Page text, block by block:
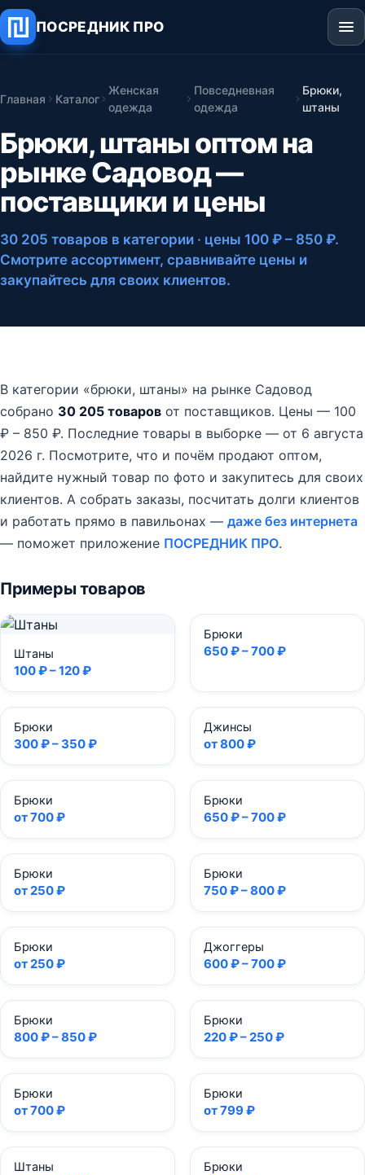
ПОСРЕДНИК ПРО
Главная Каталог
Женская
одежда
Повседневная
одежда
Брюки,
штаны
Брюки, штаны оптом на
рынке Садовод —
поставщики и цены
30 205 товаров в категории · цены 100 ₽ – 850 ₽.
Смотрите ассортимент, сравнивайте цены и
закупайтесь для своих клиентов.
В категории «брюки, штаны» на рынке Садовод
собрано 30 205 товаров от поставщиков. Цены — 100
₽ – 850 ₽. Последние товары в выборке — от 6 августа
2026 г. Посмотрите, что и почём продают оптом,
найдите нужный товар по фото и закупитесь для своих
клиентов. А собрать заказы, посчитать долги клиентов
и работать прямо в павильонах — даже без интернета
— поможет приложение ПОСРЕДНИК ПРО.
Примеры товаров
Штаны
100 ₽ – 120 ₽
Брюки
650 ₽ – 700 ₽
Брюки
300 ₽ – 350 ₽
Джинсы
от 800 ₽
Брюки
от 700 ₽
Брюки
650 ₽ – 700 ₽
Брюки
от 250 ₽
Брюки
750 ₽ – 800 ₽
Брюки
от 250 ₽
Джоггеры
600 ₽ – 700 ₽
Брюки
800 ₽ – 850 ₽
Брюки
220 ₽ – 250 ₽
Брюки
от 700 ₽
Брюки
от 799 ₽
Штаны Брюки